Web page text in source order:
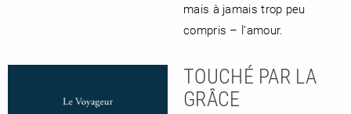
mais à jamais trop peu
compris – l’amour.
TOUCHÉ PAR LA
GRÂCE